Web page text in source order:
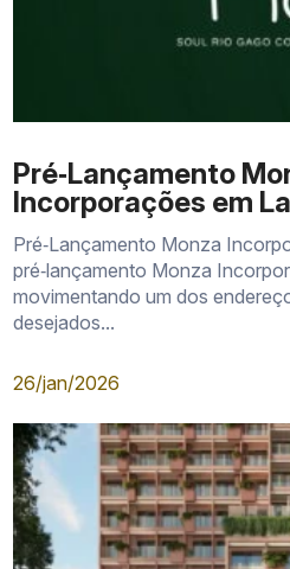
Pré‑Lançamento
Incorporações em
Pré‑Lançamento Monza
pré‑lançamento Monza
movimentando um dos
desejados...
26/jan/2026